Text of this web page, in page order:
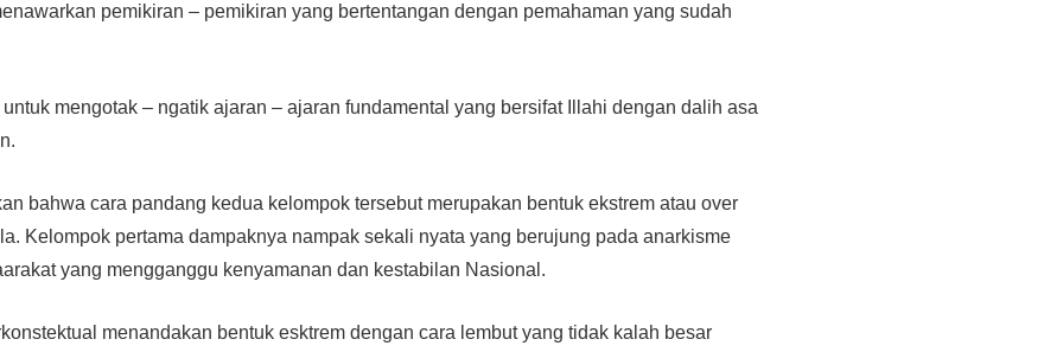
pemikiran – pemikiran yang bertentangan dengan pemahaman yang sudah
mengotak – ngatik ajaran – ajaran fundamental yang bersifat Illahi dengan dalih asa
bahwa cara pandang kedua kelompok tersebut merupakan bentuk ekstrem atau over
Kelompok pertama dampaknya nampak sekali nyata yang berujung pada anarkisme
yang mengganggu kenyamanan dan kestabilan Nasional.
menandakan bentuk esktrem dengan cara lembut yang tidak kalah besar